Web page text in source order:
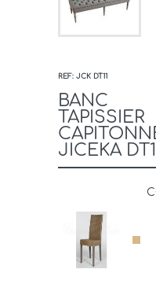
REF: JCK DT11
BANC
TAPISSIER
JICEKA